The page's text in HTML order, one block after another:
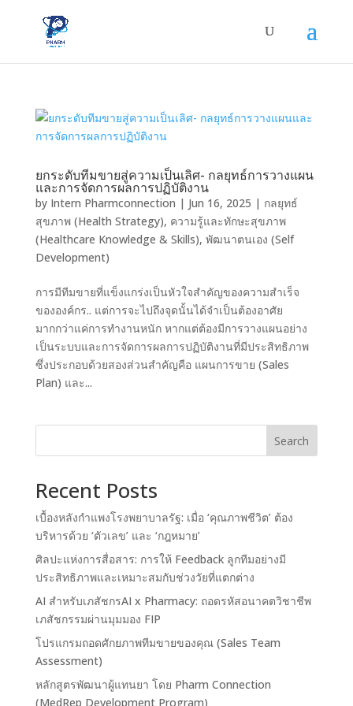
ยกระดับทีมขายสู่ความเป็นเลิศ- กลยุทธ์การวางแผน
และการจัดการผลการปฏิบัติงาน
by Intern Pharmconnection | Jun 16, 2025 | กลยุทธ์
สุขภาพ (Health Strategy), ความรู้และทักษะสุขภาพ
(Healthcare Knowledge & Skills), พัฒนาตนเอง (Self
Development)
การมีทีมขายที่แข็งแกร่งเป็นหัวใจสำคัญของความสำเร็จ
ขององค์กร.. แต่การจะไปถึงจุดนั้นได้จำเป็นต้องอาศัย
มากกว่าแค่การทำงานหนัก หากแต่ต้องมีการวางแผนอย่าง
เป็นระบบและการจัดการผลการปฏิบัติงานที่มีประสิทธิภาพ
ซึ่งประกอบด้วยสองส่วนสำคัญคือ แผนการขาย (Sales
Plan) และ...
Search
Recent Posts
เบื้องหลังกำแพงโรงพยาบาลรัฐ: เมื่อ ‘คุณภาพชีวิต’ ต้อง
บริหารด้วย ‘ตัวเลข’ และ ‘กฎหมาย’
ศิลปะแห่งการสื่อสาร: การให้ Feedback ลูกทีมอย่างมี
ประสิทธิภาพและเหมาะสมกับช่วงวัยที่แตกต่าง
AI สำหรับเภสัชกรAI x Pharmacy: ถอดรหัสอนาคตวิชาชีพ
เภสัชกรรมผ่านมุมมอง FIP
โปรแกรมถอดศักยภาพทีมขายของคุณ (Sales Team
Assessment)
หลักสูตรพัฒนาผู้แทนยา โดย Pharm Connection
(MedRep Development Program)